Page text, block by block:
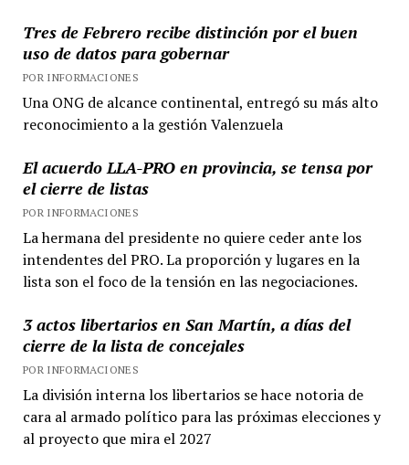
Tres de Febrero recibe distinción por el buen
uso de datos para gobernar
POR INFORMACIONES
Una ONG de alcance continental, entregó su más alto
reconocimiento a la gestión Valenzuela
El acuerdo LLA-PRO en provincia, se tensa por
el cierre de listas
POR INFORMACIONES
La hermana del presidente no quiere ceder ante los
intendentes del PRO. La proporción y lugares en la
lista son el foco de la tensión en las negociaciones.
3 actos libertarios en San Martín, a días del
cierre de la lista de concejales
POR INFORMACIONES
La división interna los libertarios se hace notoria de
cara al armado político para las próximas elecciones y
al proyecto que mira el 2027